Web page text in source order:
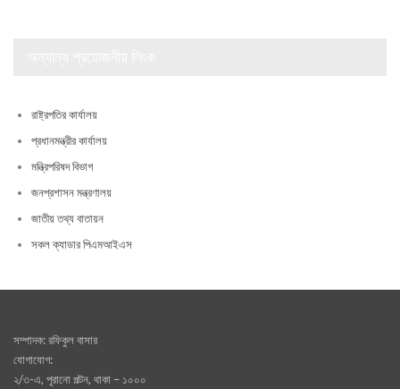
রাষ্ট্রপতির কার্যালয়
প্রধানমন্ত্রীর কার্যালয়
মন্ত্রিপরিষদ বিভাগ
জনপ্রশাসন মন্ত্রণালয়
জাতীয় তথ্য বাতায়ন
সকল ক্যাডার পিএমআইএস
সম্পাদক: রফিকুল বাসার
যোগাযোগ:
২/৩-এ, পূরানো পল্টন, থাকা – ১০০০